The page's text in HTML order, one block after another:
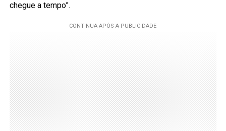
chegue a tempo”.